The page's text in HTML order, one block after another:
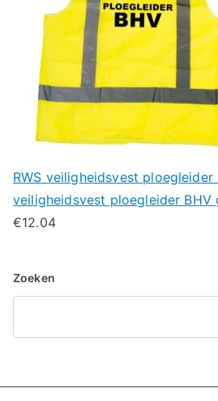
RWS veiligheidsvest ploegleider
veiligheidsvest ploegleider BHV
€12.04
Zoeken